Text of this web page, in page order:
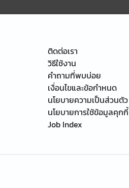
ติดต่อเรา
วิธีใช้งาน
คำถามที่พบบ่อย
เงื่อนไขและข้อกำหนด
นโยบายความเป็นส่วนตัว
นโยบายการใช้ข้อมูลคุกกี้
Job Index